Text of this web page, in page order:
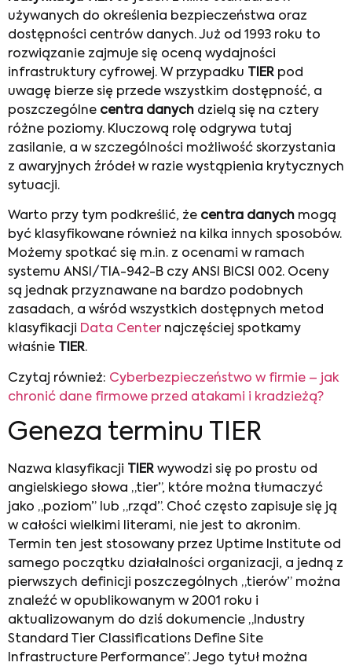
używanych do określenia bezpieczeństwa oraz
dostępności centrów danych. Już od 1993 roku to
rozwiązanie zajmuje się oceną wydajności
infrastruktury cyfrowej. W przypadku
TIER pod
uwagę bierze się przede wszystkim dostępność, a
poszczególne centra danych dzielą się na cztery
różne poziomy. Kluczową rolę odgrywa tutaj
zasilanie, a w szczególności możliwość skorzystania
z awaryjnych źródeł w razie wystąpienia krytycznych
sytuacji.
Warto przy tym podkreślić, że centra danych mogą
być klasyfikowane również na kilka innych sposobów.
Możemy spotkać się m.in. z ocenami w ramach
systemu ANSI/TIA-942-B czy ANSI BICSI 002. Oceny
są jednak przyznawane na bardzo podobnych
zasadach, a wśród wszystkich dostępnych metod
klasyfikacji Data Center najczęściej spotkamy
właśnie TIER.
Czytaj również: Cyberbezpieczeństwo w firmie – jak
chronić dane firmowe przed atakami i kradzieżą?
Geneza terminu TIER
Nazwa klasyfikacji TIER wywodzi się po prostu od
angielskiego słowa „tier”, które można tłumaczyć
jako „poziom” lub „rząd”. Choć często zapisuje się ją
w całości wielkimi literami, nie jest to akronim.
Termin ten jest stosowany przez Uptime Institute od
samego początku działalności organizacji, a jedną z
pierwszych definicji poszczególnych „tierów” można
znaleźć w opublikowanym w 2001 roku i
aktualizowanym do dziś dokumencie „Industry
Standard Tier Classifications Define Site
Infrastructure Performance”. Jego tytuł można